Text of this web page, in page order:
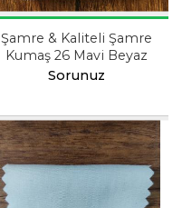
Şamre & Kaliteli Şamre
Kumaş 26 Mavi Beyaz
Sorunuz